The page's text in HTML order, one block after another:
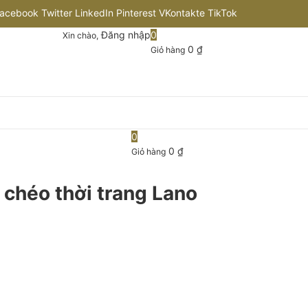
Twitter LinkedIn Pinterest VKontakte TikTok
Flickr Youtube Github
Xin chào, Đăng nhập0
Giỏ hàng 0 ₫
0
Giỏ hàng 0 ₫
thời trang Lano